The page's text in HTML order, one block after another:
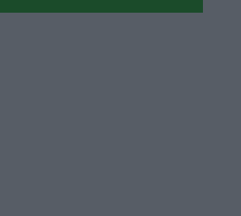
του λαγοκέφαλου σε